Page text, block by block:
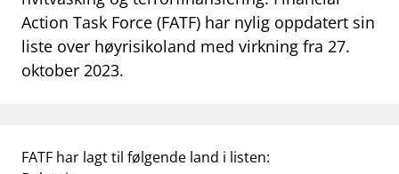
work_outlineJobb hos oss
dashboard Informasjon for investorer
Action Task Force (FATF) har nylig oppdatert sin
liste over høyrisikoland med virkning fra 27.
oktober 2023.
FATF har lagt til følgende land i listen: